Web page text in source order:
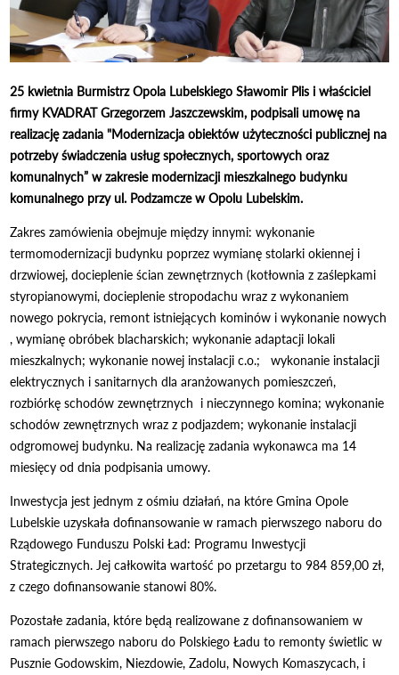
25 kwietnia Burmistrz Opola Lubelskiego Sławomir Plis i właściciel
firmy KVADRAT Grzegorzem Jaszczewskim, podpisali umowę na
realizację zadania "Modernizacja obiektów użyteczności publicznej na
potrzeby świadczenia usług społecznych, sportowych oraz
komunalnych” w zakresie modernizacji mieszkalnego budynku
komunalnego przy ul. Podzamcze w Opolu Lubelskim.
Zakres zamówienia obejmuje między innymi: wykonanie
termomodernizacji budynku poprzez wymianę stolarki okiennej i
drzwiowej, docieplenie ścian zewnętrznych (kotłownia z zaślepkami
styropianowymi, docieplenie stropodachu wraz z wykonaniem
nowego pokrycia, remont istniejących kominów i wykonanie nowych
, wymianę obróbek blacharskich; wykonanie adaptacji lokali
mieszkalnych; wykonanie nowej instalacji c.o.; wykonanie instalacji
elektrycznych i sanitarnych dla aranżowanych pomieszczeń,
rozbiórkę schodów zewnętrznych i nieczynnego komina; wykonanie
schodów zewnętrznych wraz z podjazdem; wykonanie instalacji
odgromowej budynku. Na realizację zadania wykonawca ma 14
miesięcy od dnia podpisania umowy.
Inwestycja jest jednym z ośmiu działań, na które Gmina Opole
Lubelskie uzyskała dofinansowanie w ramach pierwszego naboru do
Rządowego Funduszu Polski Ład: Programu Inwestycji
Strategicznych. Jej całkowita wartość po przetargu to 984 859,00 zł,
z czego dofinansowanie stanowi 80%.
Pozostałe zadania, które będą realizowane z dofinansowaniem w
ramach pierwszego naboru do Polskiego Ładu to remonty świetlic w
Pusznie Godowskim, Niezdowie, Zadolu, Nowych Komaszycach, i